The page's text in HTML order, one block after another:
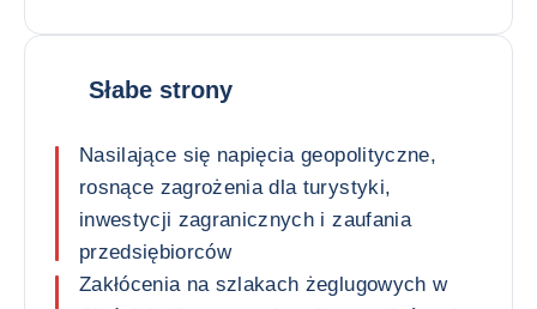
Słabe strony
Nasilające się napięcia geopolityczne,
rosnące zagrożenia dla turystyki,
inwestycji zagranicznych i zaufania
przedsiębiorców
Zakłócenia na szlakach żeglugowych w